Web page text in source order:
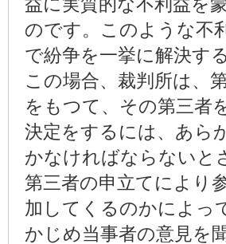
のです。このような不
で紛争を一挙に解決す
この場合、裁判所は、
をもつて、その第三者
決定をするには、あら
かなければならないと
第三者の申立てにより
加してくるのかによっ
かじめ当事者の意見を